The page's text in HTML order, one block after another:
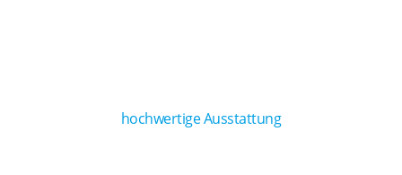
hochwertige Ausstattung